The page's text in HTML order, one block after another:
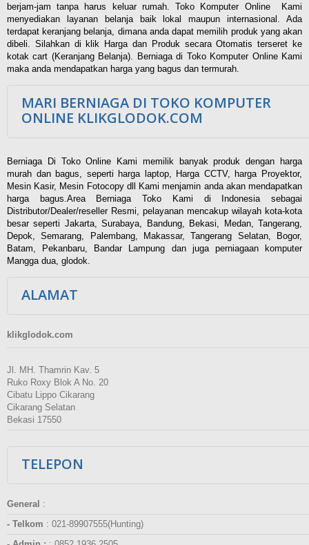
berjam-jam tanpa harus keluar rumah. Toko Komputer Online Kami
menyediakan layanan belanja baik lokal maupun internasional. Ada
terdapat keranjang belanja, dimana anda dapat memilih produk yang akan
dibeli. Silahkan di klik Harga dan Produk secara Otomatis terseret ke
kotak cart (Keranjang Belanja). Berniaga di Toko Komputer Online Kami
maka anda mendapatkan harga yang bagus dan termurah.
MARI BERNIAGA DI TOKO KOMPUTER
ONLINE KLIKGLODOK.COM
Berniaga Di Toko Online Kami memilik banyak produk dengan harga
murah dan bagus, seperti harga laptop, Harga CCTV, harga Proyektor,
Mesin Kasir, Mesin Fotocopy dll Kami menjamin anda akan mendapatkan
harga bagus.Area Berniaga Toko Kami di Indonesia sebagai
Distributor/Dealer/reseller Resmi, pelayanan mencakup wilayah kota-kota
besar seperti Jakarta, Surabaya, Bandung, Bekasi, Medan, Tangerang,
Depok, Semarang, Palembang, Makassar, Tangerang Selatan, Bogor,
Batam, Pekanbaru, Bandar Lampung dan juga perniagaan komputer
Mangga dua, glodok.
ALAMAT
klikglodok.com
Jl. MH. Thamrin Kav. 5
Ruko Roxy Blok A No. 20
Cibatu Lippo Cikarang
Cikarang Selatan
Bekasi 17550
TELEPON
General :
- Telkom : 021-89907555(Hunting)